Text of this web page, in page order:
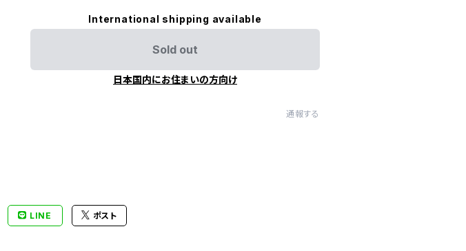
International shipping available
Sold out
日本国内にお住まいの方向け
通報する
LINE ポスト